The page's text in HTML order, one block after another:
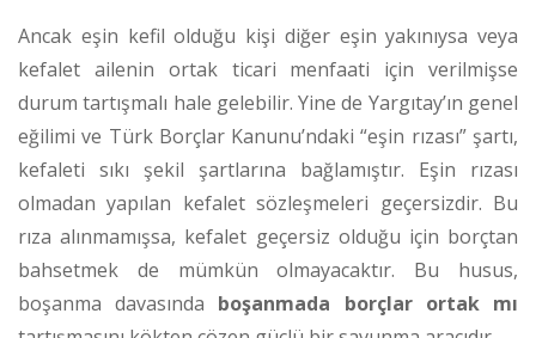
Ancak eşin kefil olduğu kişi diğer eşin yakınıysa veya
kefalet ailenin ortak ticari menfaati için verilmişse
durum tartışmalı hale gelebilir. Yine de Yargıtay’ın genel
eğilimi ve Türk Borçlar Kanunu’ndaki “eşin rızası” şartı,
kefaleti sıkı şekil şartlarına bağlamıştır. Eşin rızası
olmadan yapılan kefalet sözleşmeleri geçersizdir. Bu
rıza alınmamışsa, kefalet geçersiz olduğu için borçtan
bahsetmek de mümkün olmayacaktır. Bu husus,
boşanma davasında boşanmada borçlar ortak mı